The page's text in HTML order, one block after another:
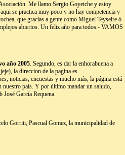
Me llamo Sergio Goyetche y estoy
se practica muy poco y no hay competencia y
que gracias a gente como Miguel Teyseire ó
abiertos. Un feliz año para todos.- VAMOS
año 2005. Segundo, es dar la enhorabuena a
la direccion de la pagina es
noticias, encuestas y mucho más, la página está
nuestro país. Y por último mandar un saludo,
José García Requena.
Gorriti, Pascual Gomez, la municipalidad de